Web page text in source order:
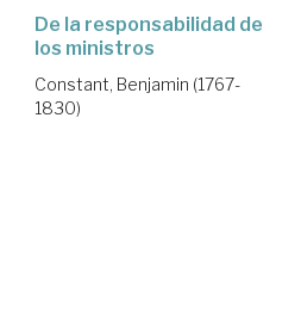
De la responsabilidad de
los ministros
Constant, Benjamin (1767-
1830)